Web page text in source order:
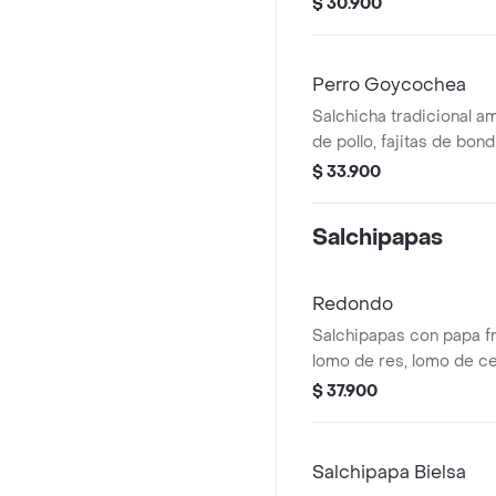
Perro Goycochea
Salchicha tradicional
de pollo, fajitas de
mozzarella fundido,
$ 33.900
Salchipapas
Redondo
Salchipapas con papa
lomo de res, lomo de
chorizo y queso
$ 37.900
Salchipapa Bielsa